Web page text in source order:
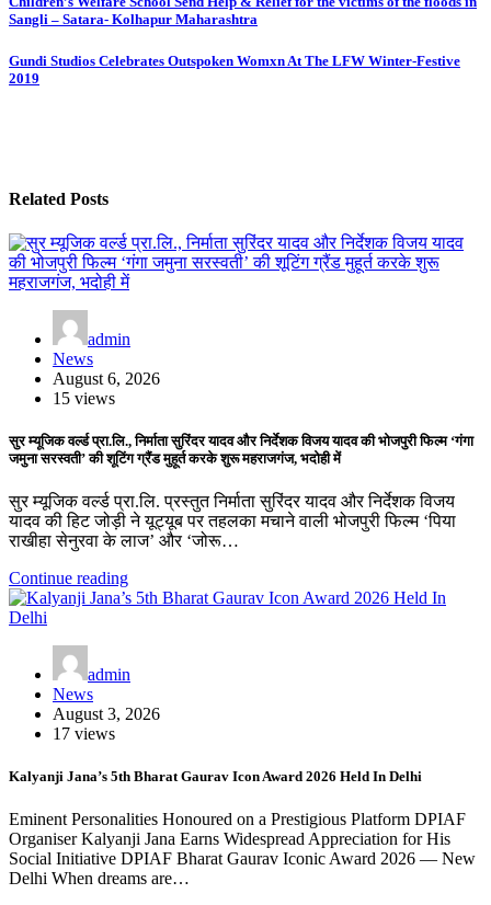
Post
navigation
Sangli – Satara- Kolhapur Maharashtra
Gundi Studios Celebrates Outspoken Womxn At The LFW Winter-Festive
2019
Related Posts
admin
News
August 6, 2026
15 views
सुर म्यूजिक वर्ल्ड प्रा.लि., निर्माता सुरिंदर यादव और निर्देशक विजय यादव की भोजपुरी फिल्म ‘गंगा
जमुना सरस्वती’ की शूटिंग ग्रैंड मुहूर्त करके शुरू महराजगंज, भदोही में
सुर म्यूजिक वर्ल्ड प्रा.लि. प्रस्तुत निर्माता सुरिंदर यादव और निर्देशक विजय
यादव की हिट जोड़ी ने यूट्यूब पर तहलका मचाने वाली भोजपुरी फिल्म ‘पिया
राखीहा सेनुरवा के लाज’ और ‘जोरू…
Continue reading
admin
News
August 3, 2026
17 views
Kalyanji Jana’s 5th Bharat Gaurav Icon Award 2026 Held In Delhi
Eminent Personalities Honoured on a Prestigious Platform DPIAF
Organiser Kalyanji Jana Earns Widespread Appreciation for His
Social Initiative DPIAF Bharat Gaurav Iconic Award 2026 — New
Delhi When dreams are…